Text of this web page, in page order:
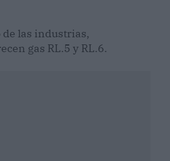
de las industrias,
gas RL.5 y RL.6.